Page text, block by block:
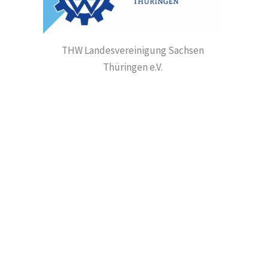
THW Landesvereinigung Sachsen
Thüringen e.V.